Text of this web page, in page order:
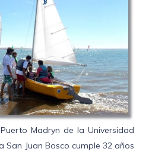
Madryn de la Universidad
San Juan Bosco cumple 32 años